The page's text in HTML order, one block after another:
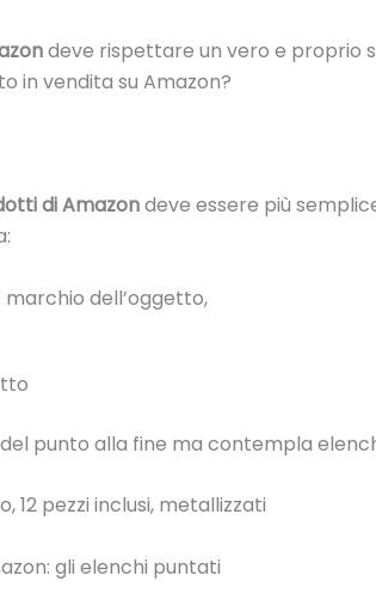
deve rispettare un vero e proprio
in vendita su Amazon?
di Amazondeve essere più
dell’oggetto,
punto alla fine ma contempla
12 pezzi inclusi, metallizzati
gli elenchi puntati